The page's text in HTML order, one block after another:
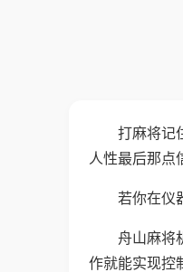
打麻将记
人性最后那点
若你在仪
舟山麻将
作就能实现控